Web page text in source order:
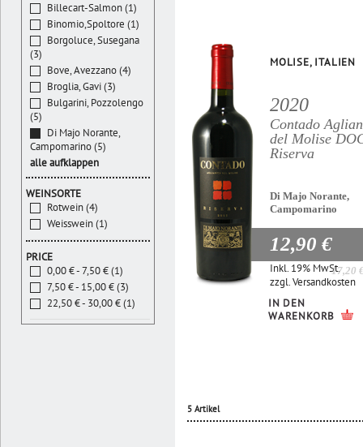
MOLISE, ITALIEN
2020
Contado
del Molise
Riserva
Di Majo Norante,
Campomarino
12,90 €
17,20
Inkl. 19% MwSt.
zzgl.Versandkosten
IN DEN
WARENKORB
5 Artikel
Billecart-Salmon (1)
Binomio,Spoltore (1)
Borgoluce, Susegana
(3)
Bove, Avezzano (4)
Broglia, Gavi (3)
Bulgarini, Pozzolengo
(5)
Di Majo Norante,
Campomarino (5)
alle aufklappen
WEINSORTE
Rotwein (4)
Weisswein (1)
PRICE
0,00 € - 7,50 € (1)
7,50 € - 15,00 € (3)
22,50 € - 30,00 € (1)